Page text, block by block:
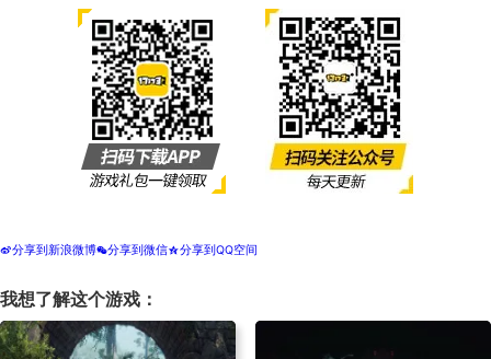
t分享到新浪微博w分享到微信z分享到QQ空间
我想了解这个游戏：